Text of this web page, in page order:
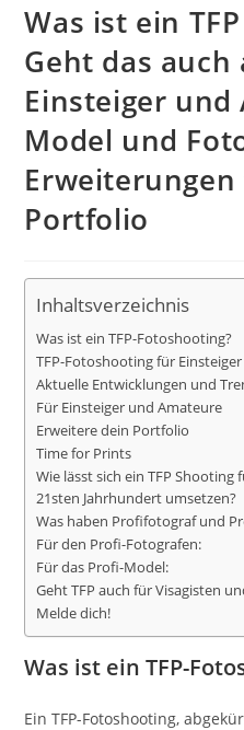
Was ist ein
Geht das auch
Einsteiger und
Model und
Portfolio
Inhaltsverzeichnis
Was ist ein TFP-Fotoshooting?
TFP-Fotoshooting für
Aktuelle Entwicklungen und
Für Einsteiger und Amateure
Erweitere dein Portfolio
Time for Prints
Wie lässt sich ein TFP
21sten Jahrhundert umsetzen?
Was haben Profifotograf und
Für den Profi-Fotografen:
Für das Profi-Model:
Geht TFP auch für Visagisten
Melde dich!
Was ist ein TFP-
Ein TFP-Fotoshooting,